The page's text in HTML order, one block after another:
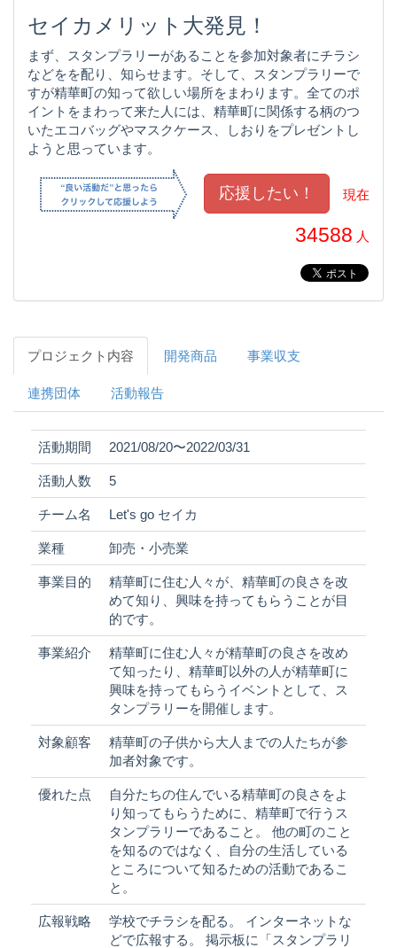
セイカメリット大発見！
まず、スタンプラリーがあることを参加対象者にチラシ
などをを配り、知らせます。そして、スタンプラリーで
すが精華町の知って欲しい場所をまわります。全てのポ
イントをまわって来た人には、精華町に関係する柄のつ
いたエコバッグやマスクケース、しおりをプレゼントし
ようと思っています。
現在
34588 人
プロジェクト内容 開発商品 事業収支
連携団体 活動報告
活動期間 2021/08/20〜2022/03/31
活動人数 5
チーム名 Let's go セイカ
業種 卸売・小売業
事業目的
精華町に住む人々が、精華町の良さを改
めて知り、興味を持ってもらうことが目
的です。
事業紹介
精華町に住む人々が精華町の良さを改め
て知ったり、精華町以外の人が精華町に
興味を持ってもらうイベントとして、ス
タンプラリーを開催します。
対象顧客
精華町の子供から大人までの人たちが参
加者対象です。
優れた点
自分たちの住んでいる精華町の良さをよ
り知ってもらうために、精華町で行うス
タンプラリーであること。 他の町のこと
を知るのではなく、自分の生活している
ところについて知るための活動であるこ
と。
広報戦略
学校でチラシを配る。 インターネットな
どで広報する。 掲示板に「スタンプラリ